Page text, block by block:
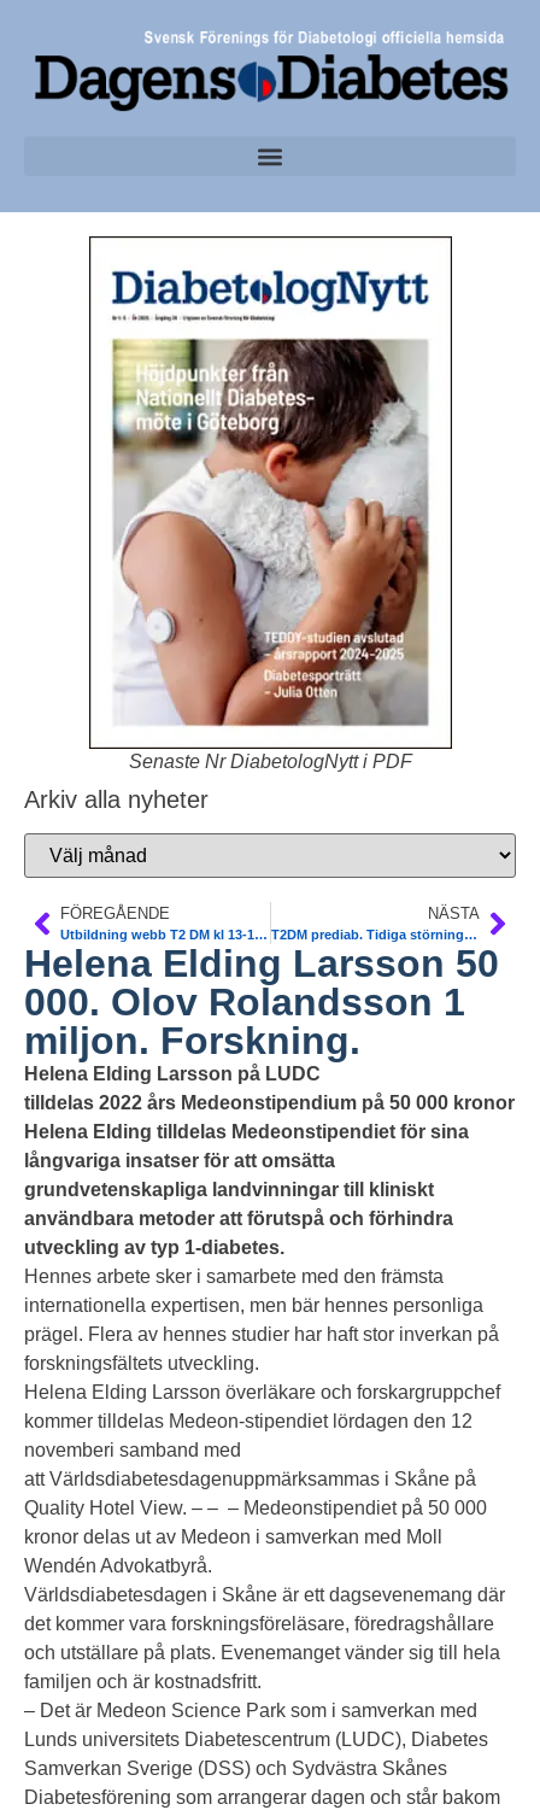
Senaste Nr DiabetologNytt i PDF
Arkiv alla nyheter
FÖREGÅENDE
Utbildning webb T2 DM kl 13-17 torsdag 13/10.
NÄSTA
T2DM prediab. Tidiga störningar. Uppsala. Cell Reports Med
Helena Elding Larsson 50
000. Olov Rolandsson 1
miljon. Forskning.
Helena Elding Larsson på LUDC
tilldelas 2022 års Medeonstipendium på 50 000 kronor
Helena Elding tilldelas Medeonstipendiet för sina
långvariga insatser för att omsätta
grundvetenskapliga landvinningar till kliniskt
användbara metoder att förutspå och förhindra
utveckling av typ 1-diabetes.
Hennes arbete sker i samarbete med den främsta
internationella expertisen, men bär hennes personliga
prägel. Flera av hennes studier har haft stor inverkan på
forskningsfältets utveckling.
Helena Elding Larsson överläkare och forskargruppchef
kommer tilldelas Medeon-stipendiet lördagen den 12
novemberi samband med
att Världsdiabetesdagenuppmärksammas i Skåne på
Quality Hotel View. – – – Medeonstipendiet på 50 000
kronor delas ut av Medeon i samverkan med Moll
Wendén Advokatbyrå.
Världsdiabetesdagen i Skåne är ett dagsevenemang där
det kommer vara forskningsföreläsare, föredragshållare
och utställare på plats. Evenemanget vänder sig till hela
familjen och är kostnadsfritt.
– Det är Medeon Science Park som i samverkan med
Lunds universitets Diabetescentrum (LUDC), Diabetes
Samverkan Sverige (DSS) och Sydvästra Skånes
Diabetesförening som arrangerar dagen och står bakom